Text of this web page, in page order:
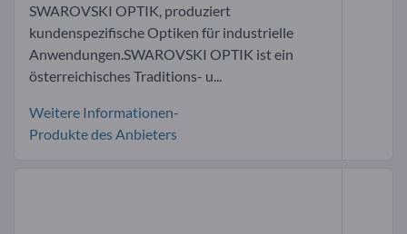
SWAROVSKI OPTIK, produziert
kundenspezifische Optiken für industrielle
Anwendungen.SWAROVSKI OPTIK ist ein
österreichisches Traditions- u...
Weitere Informationen-
Produkte des Anbieters